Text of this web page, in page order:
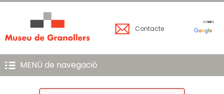
Contacte
MENÚ de navegació